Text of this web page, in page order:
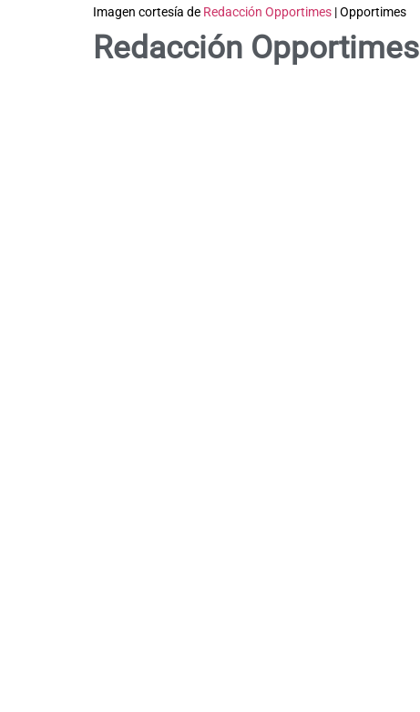
Imagen cortesía de Redacción Opportimes | Opportimes
Redacción Opportimes